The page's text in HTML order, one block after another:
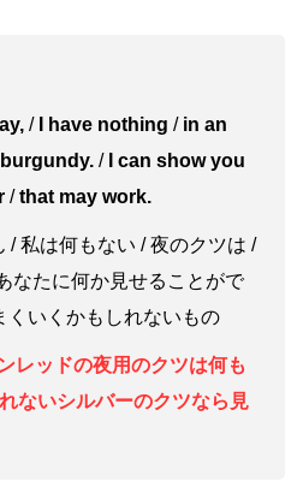
/I have nothing /in an
/I can show you
/that may work.
/ 私は何もない / 夜のクツは /
なたに何か見せることがで
くいくかもしれないもの
レッドの夜用のクツは何も
ないシルバーのクツなら見